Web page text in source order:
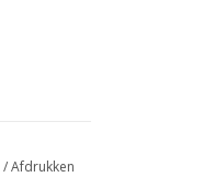
/Afdrukken